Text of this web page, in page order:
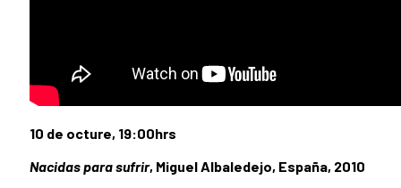
10 de octure, 19:00hrs
Nacidas para sufrir, Miguel Albaledejo, España, 2010